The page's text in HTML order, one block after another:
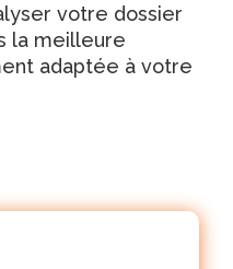
votre dossier
la meilleure
adaptée à votre